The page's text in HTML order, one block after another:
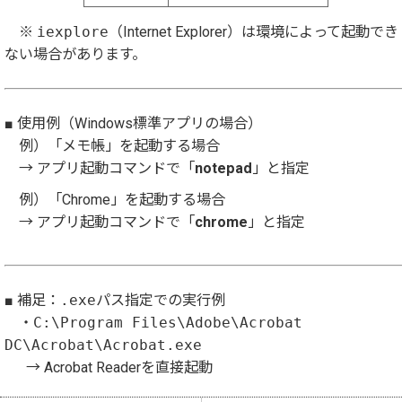
※ iexplore （Internet Explorer）は環境によって起動でき
ない場合があります。
■ 使用例（Windows標準アプリの場合）
例）「メモ帳」を起動する場合
→ アプリ起動コマンドで「 notepad 」と指定
例）「Chrome」を起動する場合
→ アプリ起動コマンドで「 chrome 」と指定
■ 補足： .exeパス指定での実行例
・ C:\Program Files\Adobe\Acrobat
DC\Acrobat\Acrobat.exe
→ Acrobat Readerを直接起動